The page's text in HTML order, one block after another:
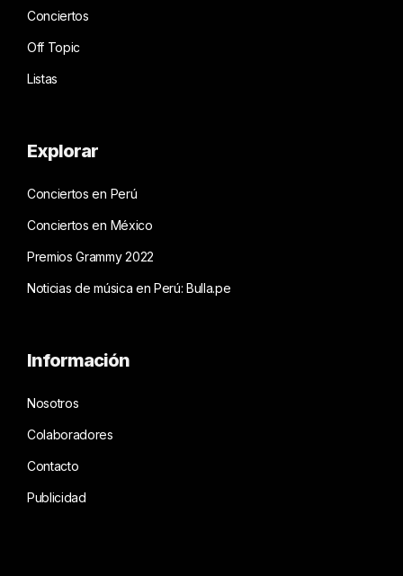
Conciertos
Off Topic
Listas
Explorar
Conciertos en Perú
Conciertos en México
Premios Grammy 2022
Noticias de música en Perú: Bulla.pe
Información
Nosotros
Colaboradores
Contacto
Publicidad